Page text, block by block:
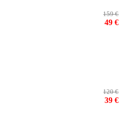
159 €
49 €
120 €
39 €